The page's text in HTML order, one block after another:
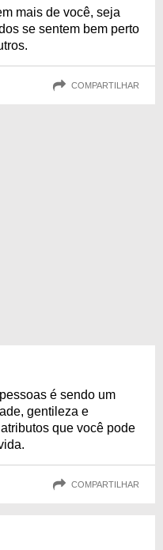
mais de você, seja
se sentem bem perto
COMPARTILHAR
é sendo um
gentileza e
que você pode
COMPARTILHAR